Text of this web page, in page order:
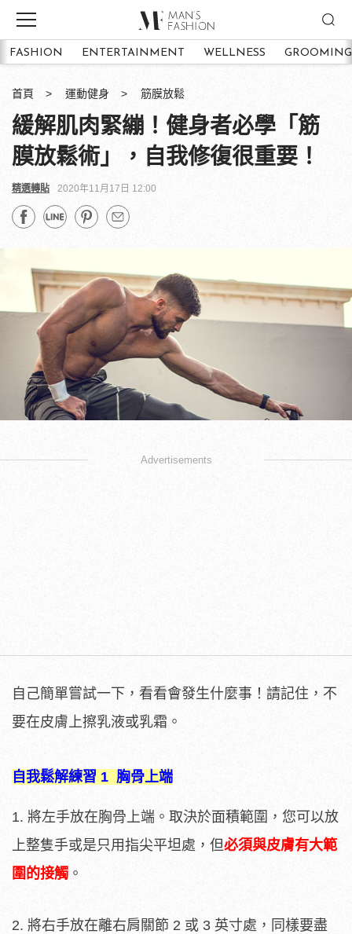
FASHION ENTERTAINMENT WELLNESS GROOMING
首頁 運動健身 筋膜放鬆
緩解肌肉緊繃！健身者必學「筋
膜放鬆術」，自我修復很重要！
精選轉貼 2020年11月17日 12:00
Advertisements
自己簡單嘗試一下，看看會發生什麼事！請記住，不
要在皮膚上擦乳液或乳霜。
自我鬆解練習 1 胸骨上端
1. 將左手放在胸骨上端。取決於面積範圍，您可以放
上整隻手或是只用指尖平坦處，但必須與皮膚有大範
圍的接觸 。
2. 將右手放在離右肩關節 2 或 3 英寸處，同樣要盡